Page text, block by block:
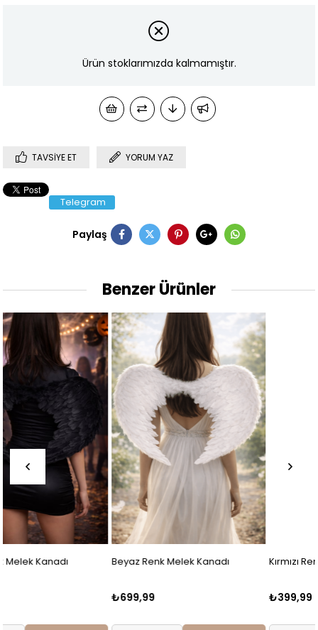
Ürün stoklarımızda kalmamıştır.
TAVSIYE ET YORUM YAZ
Telegram
Paylaş
Benzer Ürünler
Beyaz Renk Melek Kanadı Kırmızı Renk Işıklı Melek Kanadı